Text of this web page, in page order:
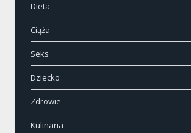
Dieta
Ciąża
Seks
Dziecko
Zdrowie
Kulinaria